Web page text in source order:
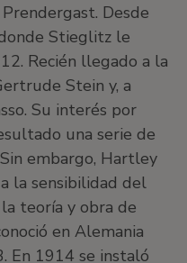
Desde
Stieglitz le
Recién llegado a la
Stein y, a
Su interés por
una serie de
embargo, Hartley
la sensibilidad del
teoría y obra de
en Alemania
En 1914 se instaló